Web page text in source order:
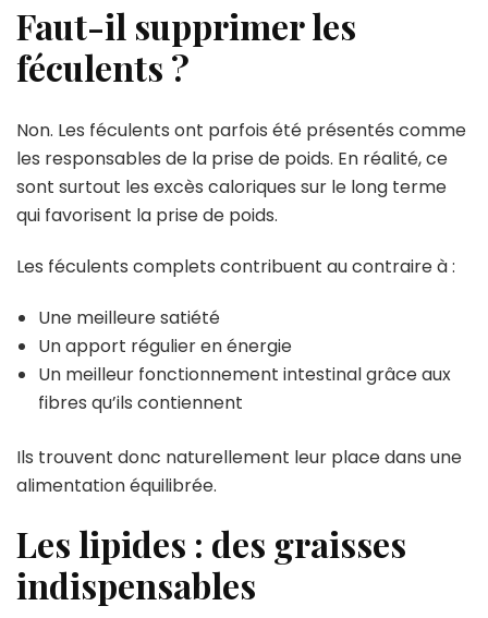
Faut-il supprimer les
féculents ?
Non. Les féculents ont parfois été présentés comme
les responsables de la prise de poids. En réalité, ce
sont surtout les excès caloriques sur le long terme
qui favorisent la prise de poids.
Les féculents complets contribuent au contraire à :
Une meilleure satiété
Un apport régulier en énergie
Un meilleur fonctionnement intestinal grâce aux
fibres qu’ils contiennent
Ils trouvent donc naturellement leur place dans une
alimentation équilibrée.
Les lipides : des graisses
indispensables